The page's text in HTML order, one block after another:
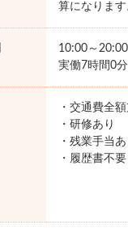
算になります
10:00～
実働7時間0分
・交通費全
・研修あり
・残業手当あ
・履歴書不要